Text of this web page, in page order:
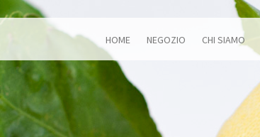
HOME NEGOZIO CHI SIAMO